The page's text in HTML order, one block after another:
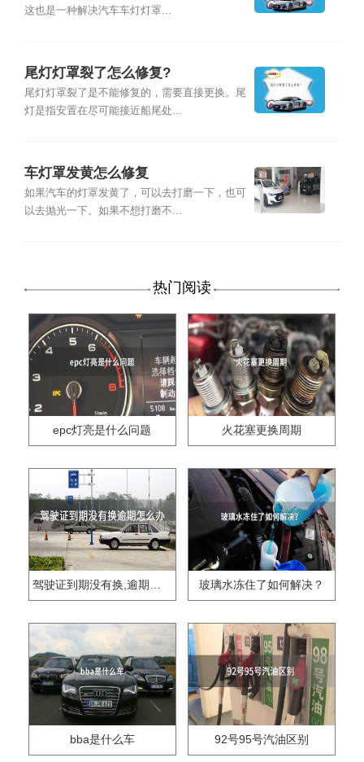
这也是一种解决汽车车灯灯罩...
尾灯灯罩裂了怎么修复?
尾灯灯罩裂了是不能修复的，需要直接更换。尾
灯是指安置在尽可能接近船尾处...
车灯罩发黄怎么修复
如果汽车的灯罩发黄了，可以去打磨一下，也可
以去抛光一下。如果不想打磨不...
热门阅读
epc灯亮是什么问题 火花塞更换周期
驾驶证到期没有换,逾期怎么办?? 玻璃水冻住了如何解决？
bba是什么车 92号95号汽油区别